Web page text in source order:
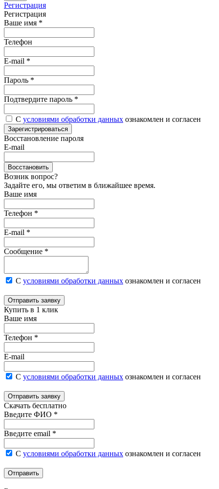
Регистрация
Регистрация
Ваше имя *
Телефон
E-mail *
Пароль *
Подтвердите пароль *
С условиями обработки данных ознакомлен и согласен
Зарегистрироваться
Восстановление пароля
E-mail
Восстановить
Возник вопрос?
Задайте его, мы ответим в ближайшее время.
Ваше имя
Телефон *
E-mail *
Сообщение *
С условиями обработки данных ознакомлен и согласен
Отправить заявку
Купить в 1 клик
Ваше имя
Телефон *
E-mail
С условиями обработки данных ознакомлен и согласен
Отправить заявку
Скачать бесплатно
Введите ФИО *
Введите email *
С условиями обработки данных ознакомлен и согласен
Отправить